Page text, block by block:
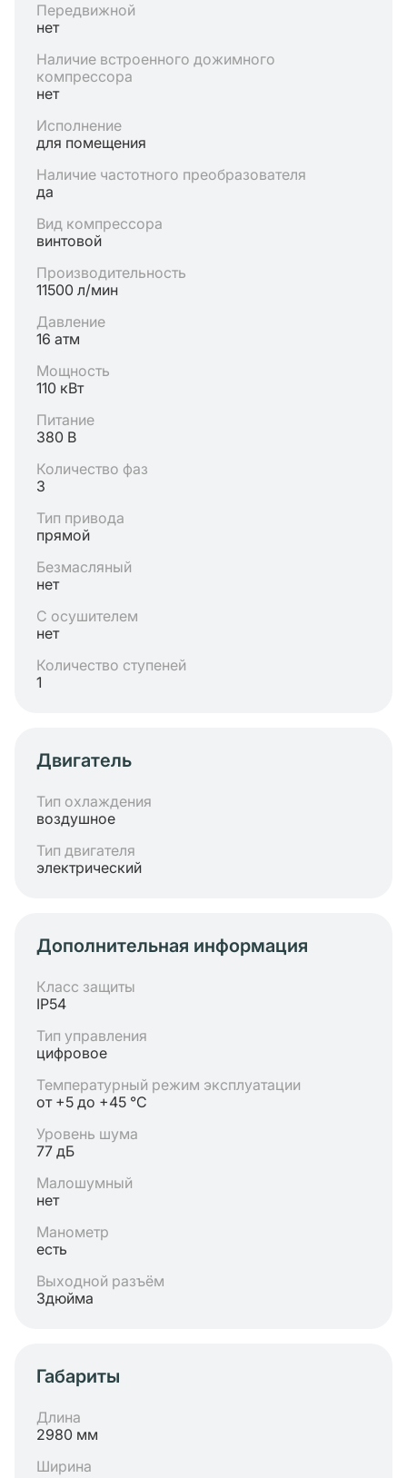
Передвижной
нет
Наличие встроенного дожимного
компрессора
нет
Исполнение
для помещения
Наличие частотного преобразователя
да
Вид компрессора
винтовой
Производительность
11500 л/мин
Давление
16 атм
Мощность
110 кВт
Питание
380 В
Количество фаз
3
Тип привода
прямой
Безмасляный
нет
С осушителем
нет
Количество ступеней
1
Двигатель
Тип охлаждения
воздушное
Тип двигателя
электрический
Дополнительная информация
Класс защиты
IP54
Тип управления
цифровое
Температурный режим эксплуатации
от +5 до +45 °C
Уровень шума
77 дБ
Малошумный
нет
Манометр
есть
Выходной разъём
3дюйма
Габариты
Длина
2980 мм
Ширина